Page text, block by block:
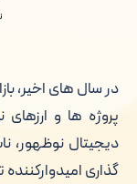
در سال های اخیر،
پروژه ها و
گذاری